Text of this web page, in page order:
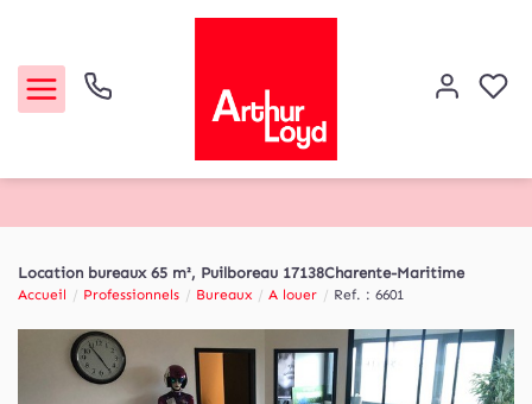
Etude de marché
Location bureaux 65 m², Puilboreau 17138Charente-Maritime
Accueil Professionnels Bureaux A louer Ref. : 6601